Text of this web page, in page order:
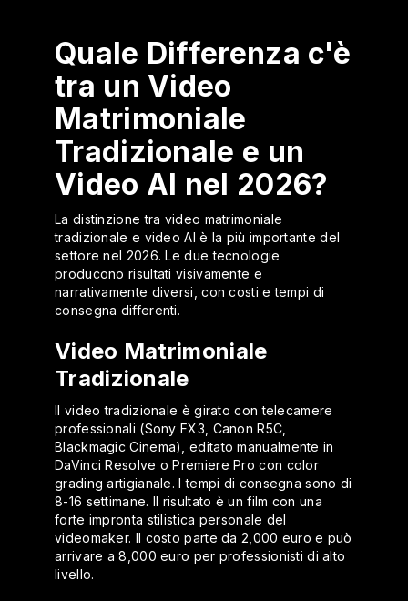
Quale Differenza c'è
tra un Video
Matrimoniale
Tradizionale e un
Video AI nel 2026?
La distinzione tra video matrimoniale
tradizionale e video AI è la più importante del
settore nel 2026. Le due tecnologie
producono risultati visivamente e
narrativamente diversi, con costi e tempi di
consegna differenti.
Video Matrimoniale
Tradizionale
Il video tradizionale è girato con telecamere
professionali (Sony FX3, Canon R5C,
Blackmagic Cinema), editato manualmente in
DaVinci Resolve o Premiere Pro con color
grading artigianale. I tempi di consegna sono di
8-16 settimane. Il risultato è un film con una
forte impronta stilistica personale del
videomaker. Il costo parte da 2,000 euro e può
arrivare a 8,000 euro per professionisti di alto
livello.